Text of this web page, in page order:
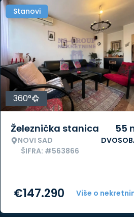
Stanovi
360°
Železnička stanica
NOVI SAD
ŠIFRA: #563866
55
Više o
€147.290